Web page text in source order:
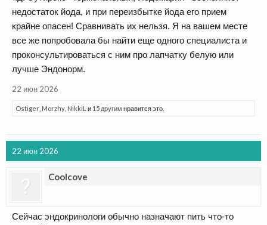
недостаток йода, и при переизбытке йода его прием
крайне опасен! Сравнивать их нельзя. Я на вашем месте
все же попробовала бы найти еще одного специалиста и
проконсультироваться с ним про лапчатку белую или
лучше Эндонорм.
22 июн 2026
Ostiger Morzhy NikkiL и 15 другим нравится это.
22 июн 2026
Coolcove
Сейчас эндокринологи обычно назначают пить что-то